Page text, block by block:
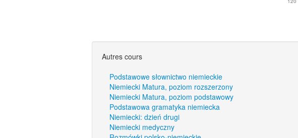
Autres cours
Podstawowe słownictwo niemieckie
Niemiecki Matura, poziom rozszerzony
Niemiecki Matura, poziom podstawowy
Podstawowa gramatyka niemiecka
Niemiecki: dzień drugi
Niemiecki medyczny